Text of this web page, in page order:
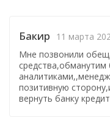
Бакир 11 марта
Мне позвонили
средства,обманутим
позитивную
вернуть банку